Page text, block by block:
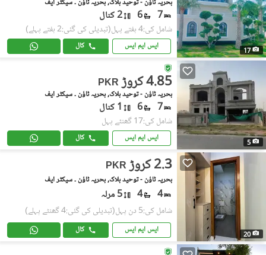
17
بحریہ ٹاؤن - توحید بلاک, بحریہ ٹاؤن ۔ سیکٹر ایف
7
6 2 کنال
شامل کی:4 ہفتے پہل (تبدیلی کی گئی:2 ہفتے پہلے)
ایس ایم ایس کال
5
PKR 4.85 کروڑ
بحریہ ٹاؤن - توحید بلاک, بحریہ ٹاؤن ۔ سیکٹر ایف
7
6 1 کنال
شامل کی:17 گھنٹے پہل
ایس ایم ایس کال
20
PKR 2.3 کروڑ
بحریہ ٹاؤن - توحید بلاک, بحریہ ٹاؤن ۔ سیکٹر ایف
4
4 5 مرلہ
شامل کی:5 دن پہل (تبدیلی کی گئی:4 گھنٹے پہلے)
ایس ایم ایس کال